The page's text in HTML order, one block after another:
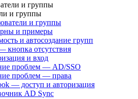
и группы
и группы
и группы
и примеры
и автосоздание групп
кнопка отсутствия
и вход
проблем — AD/SSO
проблем — права
— доступ и авторизация
AD Sync